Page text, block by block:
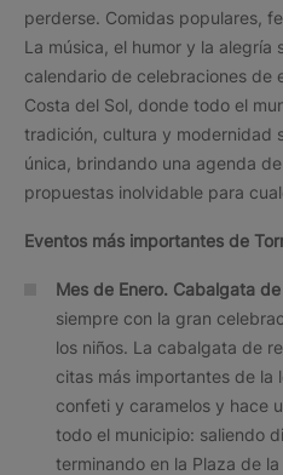
perderse. Comidas populares,
La música, el humor y la alegría
calendario de celebraciones de
Costa del Sol, donde todo el
tradición, cultura y modernidad
única, brindando una agenda
propuestas inolvidable para
Eventos más importantes de
Mes de Enero. Cabalgata de
siempre con la gran
los niños. La cabalgata de
citas más importantes de la
confeti y caramelos y hace
todo el municipio: saliendo
terminando en la Plaza de